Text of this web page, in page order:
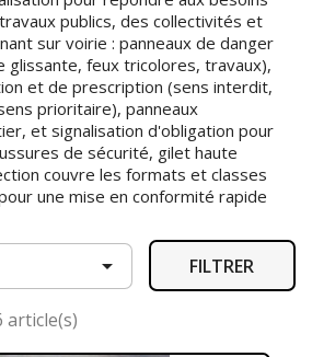
publics, des collectivités et
sur voirie : panneaux de danger
glissante, feux tricolores, travaux),
et de prescription (sens interdit,
prioritaire), panneaux
et signalisation d'obligation pour
de sécurité, gilet haute
couvre les formats et classes
une mise en conformité rapide
 FILTRER
article(s)